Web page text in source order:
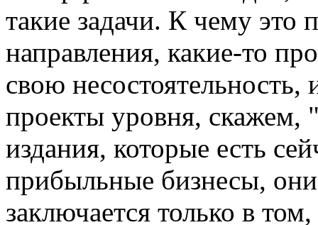
такие задачи. К чему это
направления, какие-то
свою
проекты уровня,
издания, которые есть
прибыльные бизнесы,
заключается только в